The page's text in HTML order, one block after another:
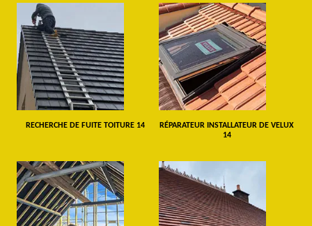
RECHERCHE DE FUITE TOITURE 14
RÉPARATEUR INSTALLATEUR DE VELUX
14